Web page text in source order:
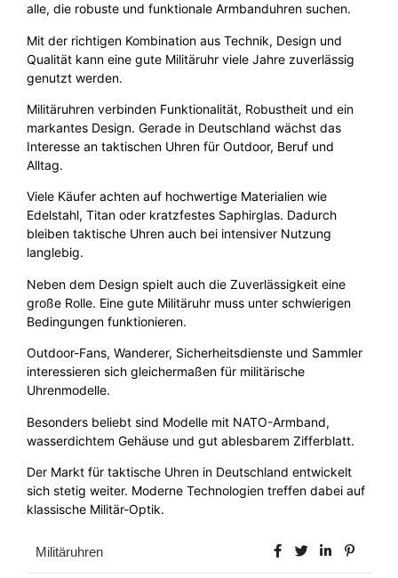
alle, die robuste und funktionale Armbanduhren suchen.
Mit der richtigen Kombination aus Technik, Design und
Qualität kann eine gute Militäruhr viele Jahre zuverlässig
genutzt werden.
Militäruhren verbinden Funktionalität, Robustheit und ein
markantes Design. Gerade in Deutschland wächst das
Interesse an taktischen Uhren für Outdoor, Beruf und
Alltag.
Viele Käufer achten auf hochwertige Materialien wie
Edelstahl, Titan oder kratzfestes Saphirglas. Dadurch
bleiben taktische Uhren auch bei intensiver Nutzung
langlebig.
Neben dem Design spielt auch die Zuverlässigkeit eine
große Rolle. Eine gute Militäruhr muss unter schwierigen
Bedingungen funktionieren.
Outdoor-Fans, Wanderer, Sicherheitsdienste und Sammler
interessieren sich gleichermaßen für militärische
Uhrenmodelle.
Besonders beliebt sind Modelle mit NATO-Armband,
wasserdichtem Gehäuse und gut ablesbarem Zifferblatt.
Der Markt für taktische Uhren in Deutschland entwickelt
sich stetig weiter. Moderne Technologien treffen dabei auf
klassische Militär-Optik.
Militäruhren